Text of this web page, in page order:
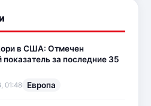
в США: Отмечен
за последние 35
01:48 Европа